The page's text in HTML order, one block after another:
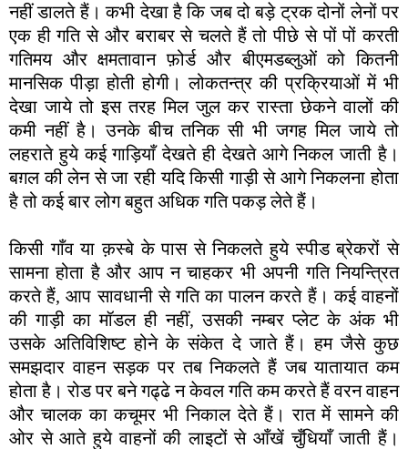
नहीं डालते हैं। कभी देखा है कि जब दो बड़े ट्रक दोनों लेनों पर
एक ही गति से और बराबर से चलते हैं तो पीछे से पों पों करती
गतिमय और क्षमतावान फ़ोर्ड और बीएमडब्लुओं को कितनी
मानसिक पीड़ा होती होगी। लोकतन्त्र की प्रक्रियाओं में भी
देखा जाये तो इस तरह मिल जुल कर रास्ता छेकने वालों की
कमी नहीं है। उनके बीच तनिक सी भी जगह मिल जाये तो
लहराते हुये कई गाड़ियाँ देखते ही देखते आगे निकल जाती है।
बग़ल की लेन से जा रही यदि किसी गाड़ी से आगे निकलना होता
है तो कई बार लोग बहुत अधिक गति पकड़ लेते हैं।
किसी गाँव या क़स्बे के पास से निकलते हुये स्पीड ब्रेकरों से
सामना होता है और आप न चाहकर भी अपनी गति नियन्त्रित
करते हैं, आप सावधानी से गति का पालन करते हैं। कई वाहनों
की गाड़ी का मॉडल ही नहीं, उसकी नम्बर प्लेट के अंक भी
उसके अतिविशिष्ट होने के संकेत दे जाते हैं। हम जैसे कुछ
समझदार वाहन सड़क पर तब निकलते हैं जब यातायात कम
होता है। रोड पर बने गढ्ढे न केवल गति कम करते हैं वरन वाहन
और चालक का कचूमर भी निकाल देते हैं। रात में सामने की
ओर से आते हुये वाहनों की लाइटों से आँखें चुँधियाँ जाती हैं।